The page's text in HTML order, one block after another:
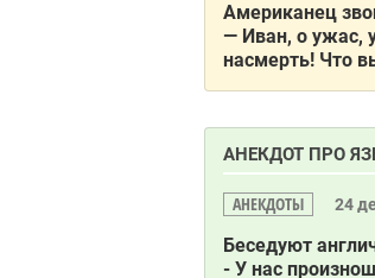
Американец
— Иван, о ужас,
насмерть! Что
АНЕКДОТ ПРО
АНЕКДОТЫ 24
Беседуют
- У нас